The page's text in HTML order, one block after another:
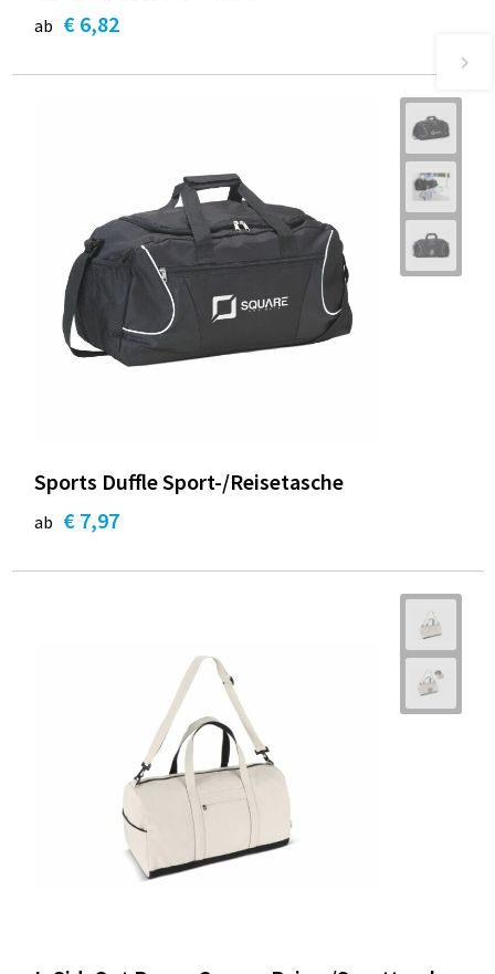
ab € 6,82
Sports Duffle Sport-/Reisetasche
ab € 7,97